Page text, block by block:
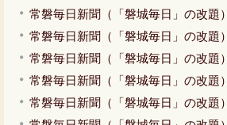
常磐毎日新聞（「磐城毎日」の改
常磐毎日新聞（「磐城毎日」の改
常磐毎日新聞（「磐城毎日」の改
常磐毎日新聞（「磐城毎日」の改
常磐毎日新聞（「磐城毎日」の改題